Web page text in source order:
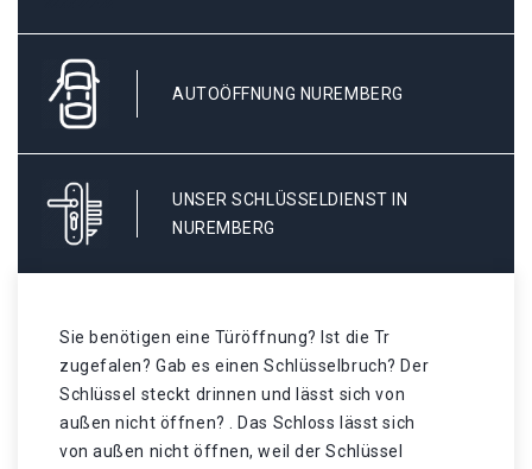
AUTOÖFFNUNG NUREMBERG
UNSER SCHLÜSSELDIENST IN
NUREMBERG
Sie benötigen eine Türöffnung? Ist die Tr
zugefalen? Gab es einen Schlüsselbruch? Der
Schlüssel steckt drinnen und lässt sich von
außen nicht öffnen? . Das Schloss lässt sich
von außen nicht öffnen, weil der Schlüssel